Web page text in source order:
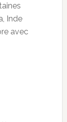
Inde
avec